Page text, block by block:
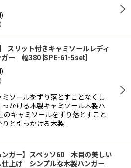
)
)
スリット付きキャミソールレディ
ガー 幅380 SPE-61-5set
)
)
ミソールをずり落とすことなくし
っかける木製キャミソール木製ハ
のキャミソールをずり落とすこと
と引っかける木製…
ンガー】スペッソ60 木目の美しい
仕上げ シンプルな木製ハンガー